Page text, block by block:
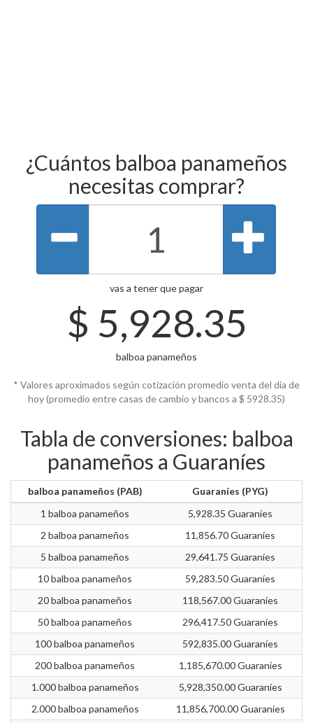
¿Cuántos balboa panameños
necesitas comprar?
vas a tener que pagar
$ 5,928.35
balboa panameños
* Valores aproximados según cotización promedio venta del día de
hoy (promedio entre casas de cambio y bancos a $ 5928.35)
Tabla de conversiones: balboa
panameños a Guaraníes
balboa panameños (PAB)
Guaraníes (PYG)
1 balboa panameños
5,928.35 Guaraníes
2 balboa panameños
11,856.70 Guaraníes
5 balboa panameños
29,641.75 Guaraníes
10 balboa panameños
59,283.50 Guaraníes
20 balboa panameños
118,567.00 Guaraníes
50 balboa panameños
296,417.50 Guaraníes
100 balboa panameños
592,835.00 Guaraníes
200 balboa panameños
1,185,670.00 Guaraníes
1.000 balboa panameños
5,928,350.00 Guaraníes
2.000 balboa panameños
11,856,700.00 Guaraníes